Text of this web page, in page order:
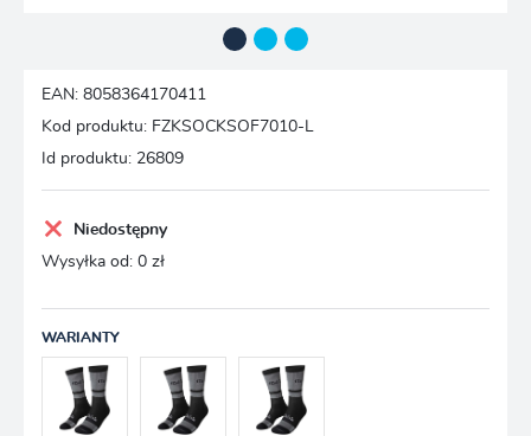
EAN: 8058364170411
Kod produktu: FZKSOCKSOF7010-L
Id produktu: 26809
Niedostępny
Wysyłka od: 0 zł
WARIANTY